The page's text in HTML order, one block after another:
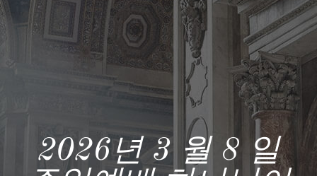
2026년 3 월 8 일